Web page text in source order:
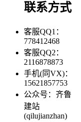
联系方式
客服QQ1：
778412468
客服QQ2：
2116878873
手机(同VX)：
15621857753
公众号：齐鲁
建站
(qilujianzhan)